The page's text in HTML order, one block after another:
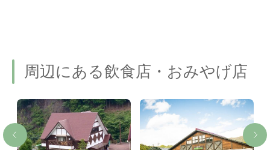
周辺にある飲食店・おみやげ店